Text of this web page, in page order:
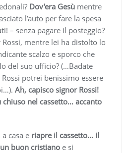
Dov’era Gesù mentre
l’auto per fare la spesa
– senza pagare il posteggio?
Rossi, mentre lei ha distolto lo
scalzo e sporco che
del suo ufficio? (…Badate
potrei benissimo essere
Ah, capisco signor Rossi!
chiuso nel cassetto… accanto
casa e riapre il cassetto… il
buon cristiano e si